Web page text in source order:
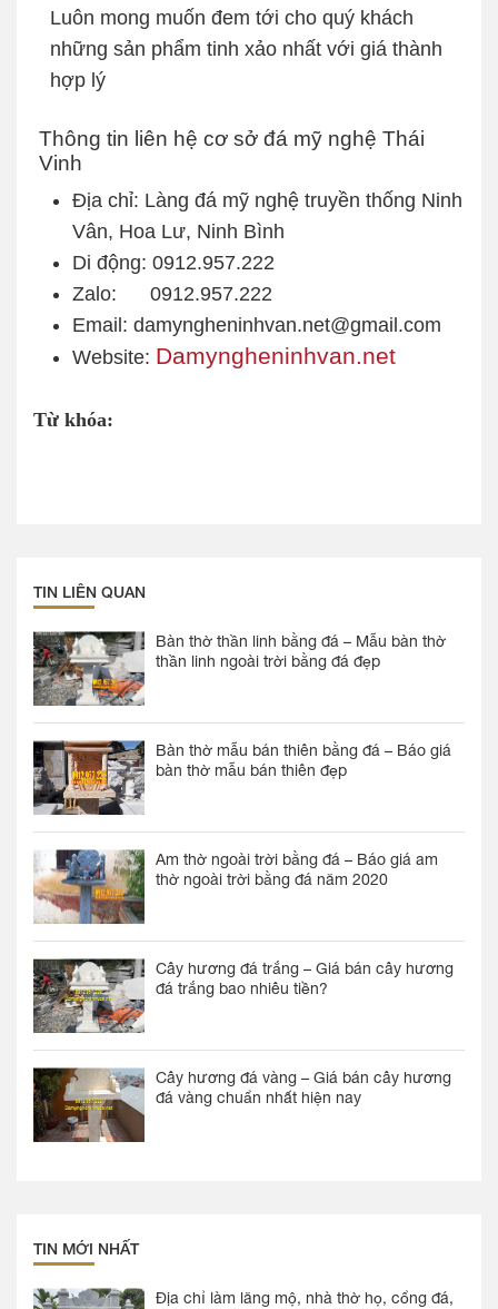
Luôn mong muốn đem tới cho quý khách
những sản phẩm tinh xảo nhất với giá thành
hợp lý
Thông tin liên hệ cơ sở đá mỹ nghệ Thái
Vinh
Địa chỉ: Làng đá mỹ nghệ truyền thống Ninh
Vân, Hoa Lư, Ninh Bình
Di động: 0912.957.222
Zalo: 0912.957.222
Email: damyngheninhvan.net@gmail.com
Website: Damyngheninhvan.net
Từ khóa:
TIN LIÊN QUAN
Bàn thờ thần linh bằng đá – Mẫu bàn thờ
thần linh ngoài trời bằng đá đẹp
Bàn thờ mẫu bán thiên bằng đá – Báo giá
bàn thờ mẫu bán thiên đẹp
Am thờ ngoài trời bằng đá – Báo giá am
thờ ngoài trời bằng đá năm 2020
Cây hương đá trắng – Giá bán cây hương
đá trắng bao nhiêu tiền?
Cây hương đá vàng – Giá bán cây hương
đá vàng chuẩn nhất hiện nay
TIN MỚI NHẤT
Địa chỉ làm lăng mộ, nhà thờ họ, cổng đá,